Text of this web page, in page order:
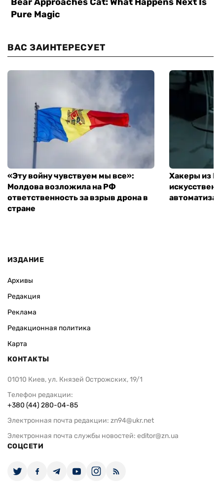
ВАС ЗАИНТЕРЕСУЕТ
«Эту войну чувствуем мы все»:
Молдова возложила на РФ
ответственность за взрыв дрона в
стране
Хакеры из
ИЗДАНИЕ
Архивы
Редакция
Реклама
Редакционная политика
Карта
КОНТАКТЫ
01010 Киев, ул. Князей Острожских, 19/1
Телефон редакции:
+380 (44) 280-04-85
Электронная почта редакции: zn94@ukr.net
Электронная почта службы новостей: editor@zn.ua
СОЦСЕТИ